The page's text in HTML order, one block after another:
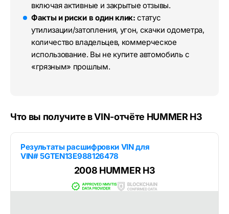
включая активные и закрытые отзывы.
Факты и риски в один клик: статус
утилизации/затопления, угон, скачки одометра,
количество владельцев, коммерческое
использование. Вы не купите автомобиль с
«грязным» прошлым.
Что вы получите в VIN-отчёте HUMMER H3
Результаты расшифровки VIN для
VIN# 5GTEN13E988126478
2008 HUMMER H3